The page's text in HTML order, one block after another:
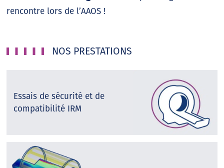
rencontre lors de l’AAOS !
NOS PRESTATIONS
Essais de sécurité et de
compatibilité IRM